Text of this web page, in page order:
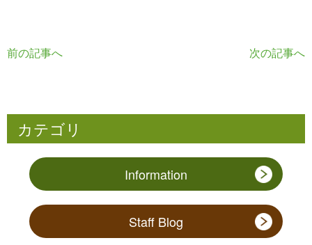
前の記事へ 次の記事へ
カテゴリ
Information
Staff Blog